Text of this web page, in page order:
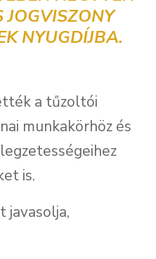
JOGVISZONY
NYUGDÍJBA.
a tűzoltói
munkakörhöz és
is.
javasolja,